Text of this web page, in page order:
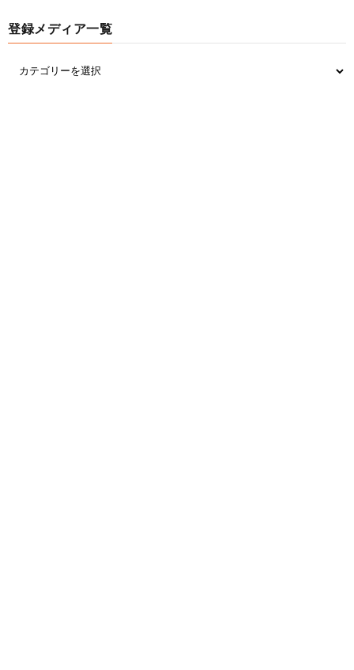
https://swallow.5ch.net/test/read.cgi/livejupiter/1631
登録メディア一覧